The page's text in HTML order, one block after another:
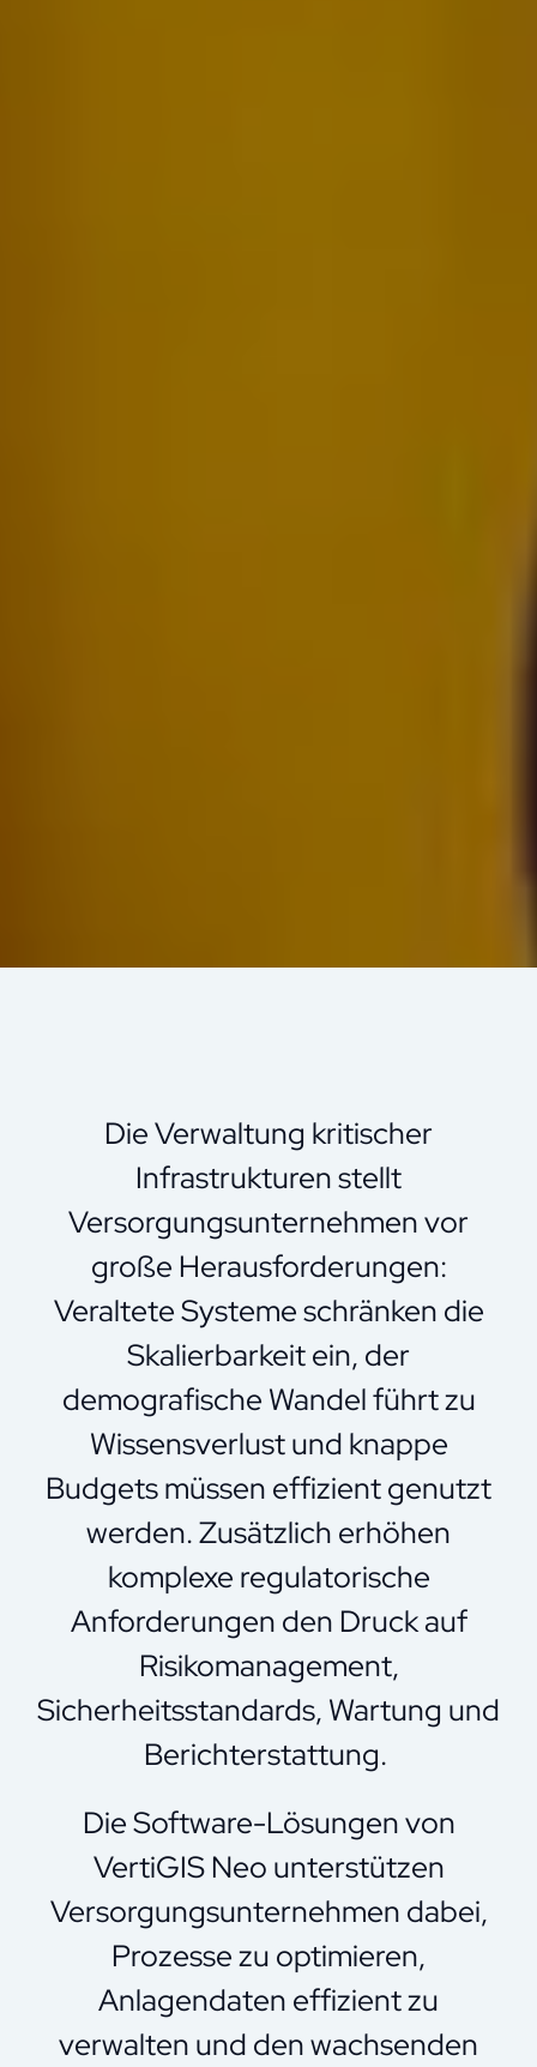
Die Verwaltung kritischer
Infrastrukturen stellt
Versorgungsunternehmen vor
große Herausforderungen:
Veraltete Systeme schränken die
Skalierbarkeit ein, der
demografische Wandel führt zu
Wissensverlust und knappe
Budgets müssen effizient genutzt
werden. Zusätzlich erhöhen
komplexe regulatorische
Anforderungen den Druck auf
Risikomanagement,
Sicherheitsstandards, Wartung und
Berichterstattung.
Die Software-Lösungen von
VertiGIS Neo unterstützen
Versorgungsunternehmen dabei,
Prozesse zu optimieren,
Anlagendaten effizient zu
verwalten und den wachsenden